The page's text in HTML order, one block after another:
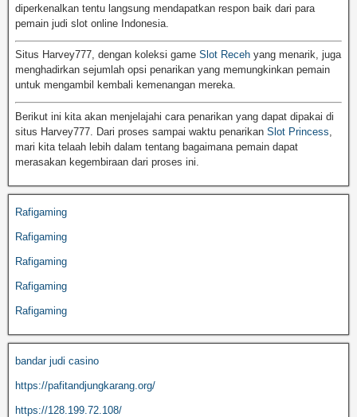
diperkenalkan tentu langsung mendapatkan respon baik dari para
pemain judi slot online Indonesia.
Situs Harvey777, dengan koleksi game Slot Receh yang menarik, juga
menghadirkan sejumlah opsi penarikan yang memungkinkan pemain
untuk mengambil kembali kemenangan mereka.
Berikut ini kita akan menjelajahi cara penarikan yang dapat dipakai di
situs Harvey777. Dari proses sampai waktu penarikan Slot Princess
mari kita telaah lebih dalam tentang bagaimana pemain dapat
merasakan kegembiraan dari proses ini.
Rafigaming
Rafigaming
Rafigaming
Rafigaming
Rafigaming
bandar judi casino
https://pafitandjungkarang.org/
https://128.199.72.108/